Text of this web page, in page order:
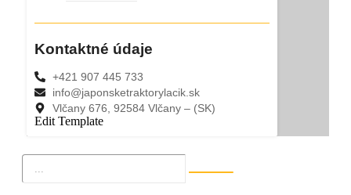
Kontaktné údaje
+421 907 445 733
info@japonsketraktorylacik.sk
Vlčany 676, 92584 Vlčany – (SK)
Edit Template